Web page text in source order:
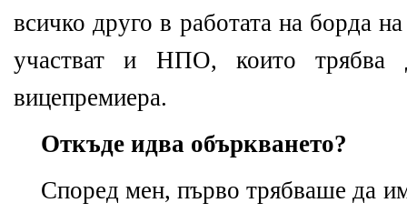
всичко друго в работата на борда
участват и НПО, които трябва
вицепремиера.
Откъде идва объркването?
Според мен, първо трябваше да